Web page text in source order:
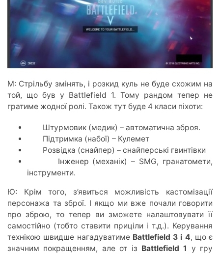
М: Стрільбу змінять, і розкид куль не буде схожим на
той, що був у Battlefield 1. Тому рандом тепер не
гратиме жодної ролі. Також тут буде 4 класи піхоти:
Штурмовик (медик) – автоматична зброя.
Підтримка (набої) – Кулемет
Розвідка (снайпер) – снайперські гвинтівки
Інженер (механік) – SMG, гранатомети,
інструменти.
Ю: Крім того, з’явиться можливість кастомізації
персонажа та зброї. І якщо ми вже почали говорити
про зброю, то тепер ви зможете налаштовувати її
самостійно (тобто ставити приціли і т.д.). Керування
технікою швидше нагадуватиме Battlefield 3 i 4, що є
значним покращенням, але от із Battlefield 1 у гру